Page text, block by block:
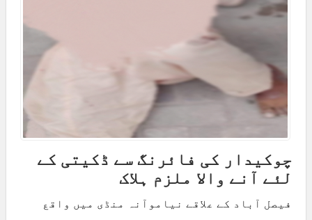
چوکیدار کی فائرنگ سے ڈکیتی کے
لئے آنے والا ملزم ہلاک
فیصل آباد کے علاقے نیاموآنہ منڈی میں واقع